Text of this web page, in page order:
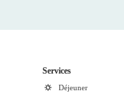
Services
Déjeuner